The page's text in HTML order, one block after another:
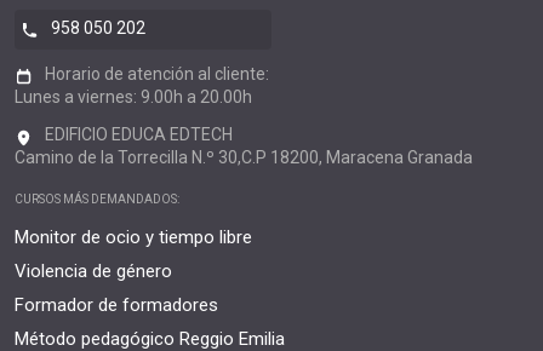
958 050 202
Horario de atención al cliente:
Lunes a viernes: 9.00h a 20.00h
EDIFICIO EDUCA EDTECH
Camino de la Torrecilla N.º 30,C.P 18200, Maracena Granada
CURSOS MÁS DEMANDADOS:
Monitor de ocio y tiempo libre
Violencia de género
Formador de formadores
Método pedagógico Reggio Emilia